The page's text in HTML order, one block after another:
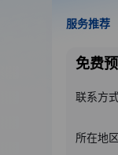
服务推荐
免费
联系方
所在地区